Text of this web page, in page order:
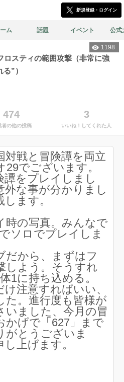
新規登録・ログイン
ム 話題 イベント 公式
1198
ロスティの範囲攻撃（非常に強
”）
474
者の他の投稿
3
いいね！してくれた人
対戦と冒険譚を両立
でございます。
譚をプレイしまし
外な事が分かりまし
ます。
時の写真。みんなで
ソロでプレイしま
だから、まずはフ
しよう。そうすれ
1に持ち込める。
注意すればいい、
た。進行度も皆様が
いました、今月の冒
かげで「627」まで
がとうございま
上げます。